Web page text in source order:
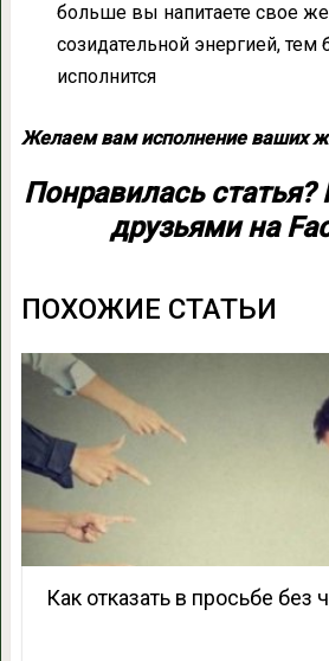
больше вы напитаете свое
созидательной энергией, тем
исполнится
Желаем вам исполнение ваших
Понравилась статья?
друзьями на
ПОХОЖИЕ СТАТЬИ
Как отказать в просьбе без